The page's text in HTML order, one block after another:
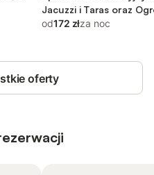
Jacuzzi i Taras oraz
od172 złza noc
oferty